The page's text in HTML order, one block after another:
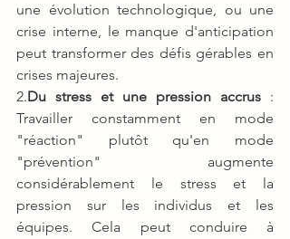
une évolution technologique, ou une
crise interne, le manque d'anticipation
peut transformer des défis gérables en
crises majeures.
2.Du stress et une pression accrus :
Travailler constamment en mode
"réaction" plutôt qu'en mode
"prévention" augmente
considérablement le stress et la
pression sur les individus et les
équipes. Cela peut conduire à